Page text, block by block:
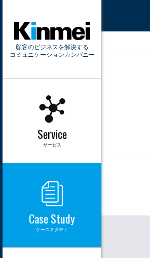
顧客のビジネスを解決する
コミュニケーションカンパニー
Service
サービス
Case Study
ケーススタディ